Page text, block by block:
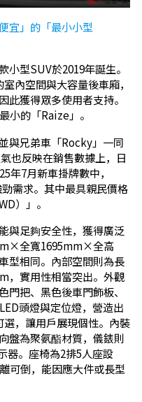
宜」的「最小小型
型SUV於2019年誕生。
內空間與大容量後車廂，
此獲得眾多使用者支持。
小的「Raize」。
與兄弟車「Rocky」一同
也反映在銷售數據上，日
年7月新車掛牌數中，
需求。其中最具親民價格
）」。
與足夠安全性，獲得廣泛
全寬1695mm×全高
型相同。內部空間則為長
實用性相當突出。外觀
把、黑色後車門飾板、
頭燈與定位燈，營造出
，讓用戶展現個性。內裝
盤為聚氨酯材質，儀錶則
器。座椅為2排5人座設
可倒，能因應大件或長型